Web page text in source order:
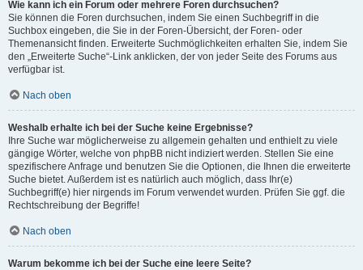
Wie kann ich ein Forum oder mehrere Foren durchsuchen?
Sie können die Foren durchsuchen, indem Sie einen Suchbegriff in die
Suchbox eingeben, die Sie in der Foren-Übersicht, der Foren- oder
Themenansicht finden. Erweiterte Suchmöglichkeiten erhalten Sie, indem Sie
den „Erweiterte Suche“-Link anklicken, der von jeder Seite des Forums aus
verfügbar ist.
Nach oben
Weshalb erhalte ich bei der Suche keine Ergebnisse?
Ihre Suche war möglicherweise zu allgemein gehalten und enthielt zu viele
gängige Wörter, welche von phpBB nicht indiziert werden. Stellen Sie eine
spezifischere Anfrage und benutzen Sie die Optionen, die Ihnen die erweiterte
Suche bietet. Außerdem ist es natürlich auch möglich, dass Ihr(e)
Suchbegriff(e) hier nirgends im Forum verwendet wurden. Prüfen Sie ggf. die
Rechtschreibung der Begriffe!
Nach oben
Warum bekomme ich bei der Suche eine leere Seite?